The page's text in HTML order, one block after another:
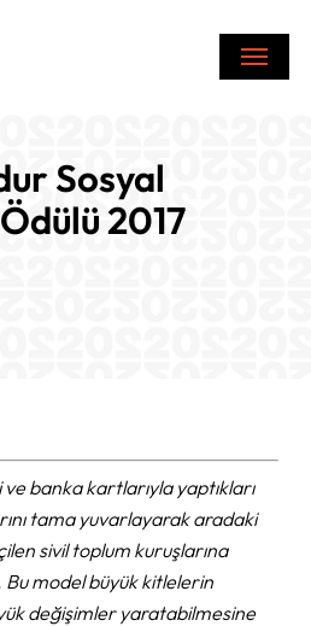
Menu
Sosyal
2017
banka kartlarıyla yaptıkları
tama yuvarlayarak aradaki
sivil toplum kuruşlarına
Bu model büyük kitlelerin
değişimler yaratabilmesine